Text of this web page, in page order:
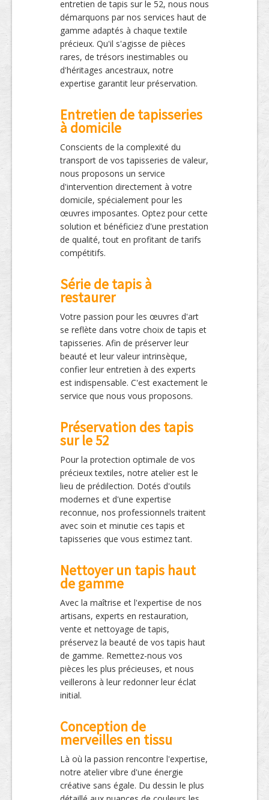
entretien de tapis sur le 52, nous nous
démarquons par nos services haut de
gamme adaptés à chaque textile
précieux. Qu'il s'agisse de pièces
rares, de trésors inestimables ou
d'héritages ancestraux, notre
expertise garantit leur préservation.
Entretien de tapisseries
à domicile
Conscients de la complexité du
transport de vos tapisseries de valeur,
nous proposons un service
d'intervention directement à votre
domicile, spécialement pour les
œuvres imposantes. Optez pour cette
solution et bénéficiez d'une prestation
de qualité, tout en profitant de tarifs
compétitifs.
Série de tapis à
restaurer
Votre passion pour les œuvres d'art
se reflète dans votre choix de tapis et
tapisseries. Afin de préserver leur
beauté et leur valeur intrinsèque,
confier leur entretien à des experts
est indispensable. C'est exactement le
service que nous vous proposons.
Préservation des tapis
sur le 52
Pour la protection optimale de vos
précieux textiles, notre atelier est le
lieu de prédilection. Dotés d'outils
modernes et d'une expertise
reconnue, nos professionnels traitent
avec soin et minutie ces tapis et
tapisseries que vous estimez tant.
Nettoyer un tapis haut
de gamme
Avec la maîtrise et l'expertise de nos
artisans, experts en restauration,
vente et nettoyage de tapis,
préservez la beauté de vos tapis haut
de gamme. Remettez-nous vos
pièces les plus précieuses, et nous
veillerons à leur redonner leur éclat
initial.
Conception de
merveilles en tissu
Là où la passion rencontre l'expertise,
notre atelier vibre d'une énergie
créative sans égale. Du dessin le plus